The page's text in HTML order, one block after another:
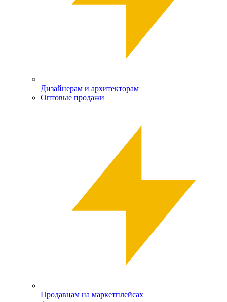
Дизайнерам и архитекторам
Оптовые продажи
Продавцам на маркетплейсах